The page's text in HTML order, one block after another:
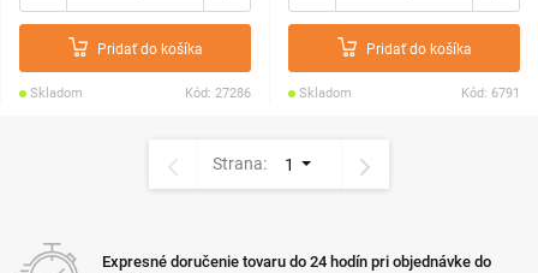
Pridať do košíka
Skladom Kód: 27286
Pridať do košíka
Skladom Kód: 6791
Strana: 1
Expresné doručenie tovaru do 24 hodín pri objednávke do